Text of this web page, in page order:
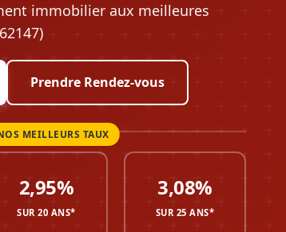
immobilier aux meilleures
Prendre Rendez-vous
2,95%
SUR 20 ANS*
3,08%
SUR 25 ANS*